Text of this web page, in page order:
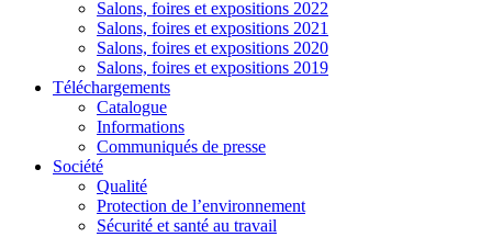
Salons, foires et expositions 2022
Salons, foires et expositions 2021
Salons, foires et expositions 2020
Salons, foires et expositions 2019
Téléchargements
Catalogue
Informations
Communiqués de presse
Société
Qualité
Protection de l’environnement
Sécurité et santé au travail